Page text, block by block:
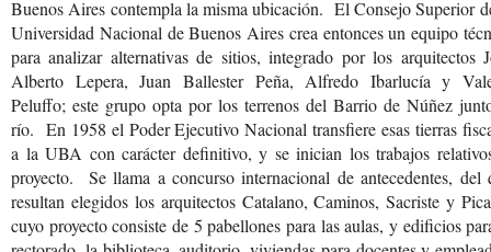
Buenos Aires contempla la misma ubicación. El Consejo Superior
Universidad Nacional de Buenos Aires crea entonces un equipo
para analizar alternativas de sitios, integrado por los arquitectos
Alberto Lepera, Juan Ballester Peña, Alfredo Ibarlucía y
Peluffo; este grupo opta por los terrenos del Barrio de Núñez
río. En 1958 el Poder Ejecutivo Nacional transfiere esas tierras
a la UBA con carácter definitivo, y se inician los trabajos
proyecto. Se llama a concurso internacional de antecedentes, del
resultan elegidos los arquitectos Catalano, Caminos, Sacriste y
cuyo proyecto consiste de 5 pabellones para las aulas, y edificios